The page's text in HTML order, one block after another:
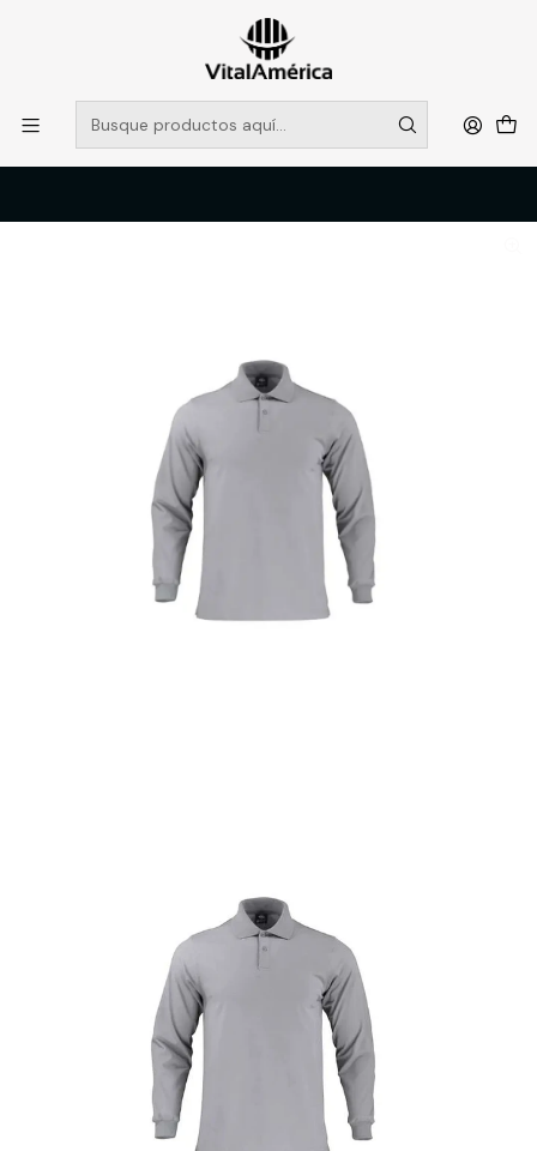
POR SISTEMA FRONTAL SOLO RETIROS EN TIENDA, DESDE
MUCHAS GRACIAS +569 5956 2237
Leer más
Catálogo
VESTIMENTA TECNICA Y CORPORATIVA
POLERAS Y CAMISAS
POLERA POLO DRYFRESH SMOOTH M/L MUJER CERT GRIS T/S